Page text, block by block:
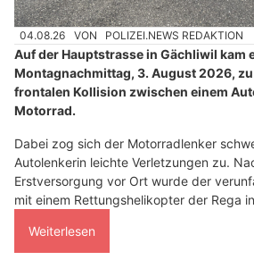
04.08.26 VON POLIZEI.NEWS REDAKTION
Auf der Hauptstrasse in Gächliwil kam
Montagnachmittag, 3. August 2026,
frontalen Kollision zwischen einem
Motorrad.
Dabei zog sich der Motorradlenker
Autolenkerin leichte Verletzungen zu.
Erstversorgung vor Ort wurde der
mit einem Rettungshelikopter der Rega
Weiterlesen